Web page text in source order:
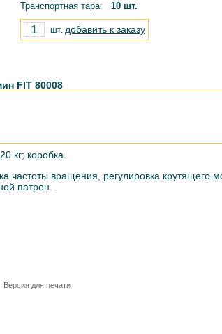
Транспортная тара: 10 шт.
шт. добавить к заказу
FIT 80008
кг; коробка.
частоты вращения, регулировка крутящего
патрон.
Версия для печати